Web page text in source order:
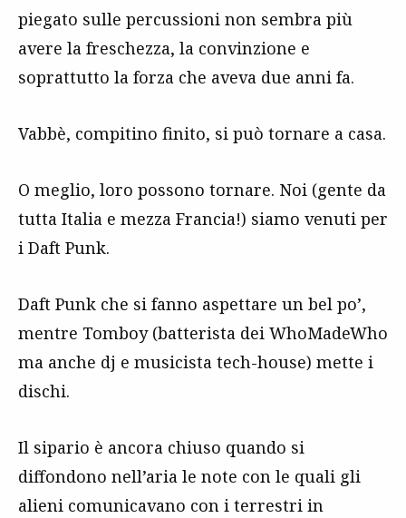
piegato sulle percussioni non sembra più
avere la freschezza, la convinzione e
soprattutto la forza che aveva due anni fa.
Vabbè, compitino finito, si può tornare a casa.
O meglio, loro possono tornare. Noi (gente da
tutta Italia e mezza Francia!) siamo venuti per
i Daft Punk.
Daft Punk che si fanno aspettare un bel po’,
mentre Tomboy (batterista dei WhoMadeWho
ma anche dj e musicista tech-house) mette i
dischi.
Il sipario è ancora chiuso quando si
diffondono nell’aria le note con le quali gli
alieni comunicavano con i terrestri in